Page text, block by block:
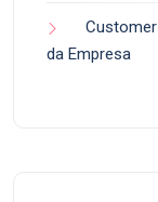
da Empresa